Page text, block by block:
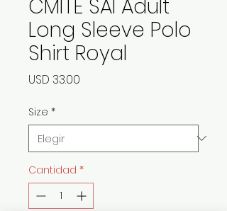
CMITE SAI Adult
Long Sleeve Polo
Shirt Royal
USD 33.00
Size *
Cantidad *